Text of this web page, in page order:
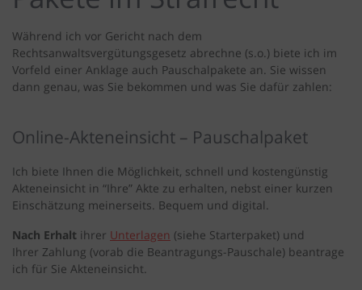
Während ich vor Gericht nach dem
Rechtsanwaltsvergütungsgesetz abrechne (s.o.) biete ich im
Vorfeld einer Anklage auch Pauschalpakete an. Sie wissen
dann genau, was Sie bekommen und was Sie dafür zahlen:
Online-Akteneinsicht – Pauschalpaket
Ich biete Ihnen die Möglichkeit, schnell und kostengünstig
Akteneinsicht in “Ihre” Akte zu erhalten, nebst einer kurzen
Einschätzung meinerseits. Bequem und digital.
Nach Erhalt ihrer Unterlagen (siehe Starterpaket) und
Ihrer Zahlung (vorab die Beantragungs-Pauschale) beantrage
ich für Sie Akteneinsicht.